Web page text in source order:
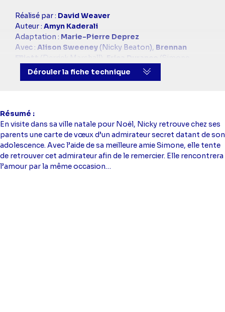
Casting
simba
Réalisé par : David Weaver
Auteur : Amyn Kaderali
Adaptation : Marie-Pierre Deprez
Avec : Alison Sweeney (Nicky Beaton), Brennan
(Derrick Marshall),
(Simone
Cole), Michael Karl Richards
(Jeremy Winters)
Jonathan Dos Santos
Dérouler la fiche technique
Résumé
En visite dans sa ville natale pour Noël, Nicky retrouve chez ses
parents une carte de vœux d’un admirateur secret datant de son
adolescence. Avec l’aide de sa meilleure amie Simone, elle tente
de retrouver cet admirateur afin de le remercier. Elle rencontrera
l’amour par la même occasion…